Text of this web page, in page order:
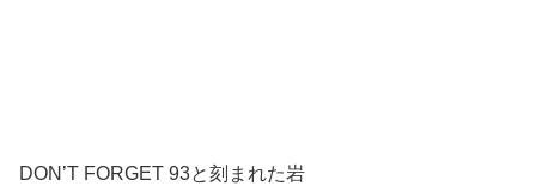
DON’T FORGET 93と刻まれた岩